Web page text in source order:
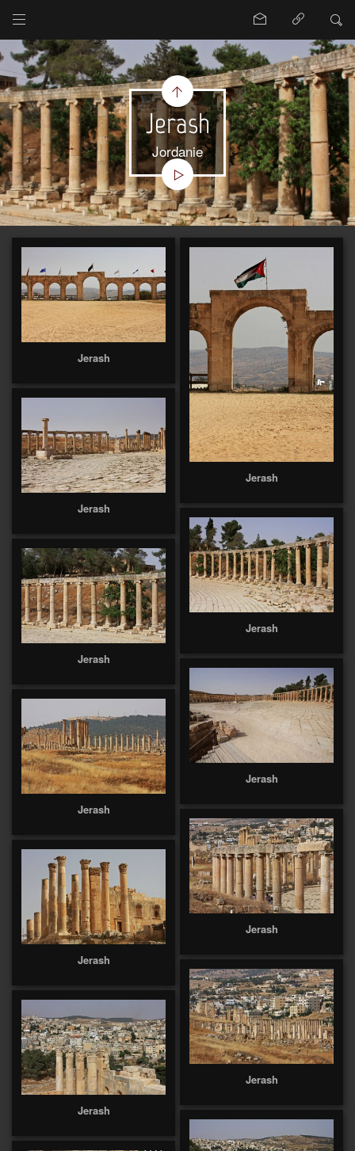
Jerash
Jordanie
Jerash
Jerash
Jerash
Jerash
Jerash
Jerash
Jerash
Jerash
Jerash
Jerash
Jerash